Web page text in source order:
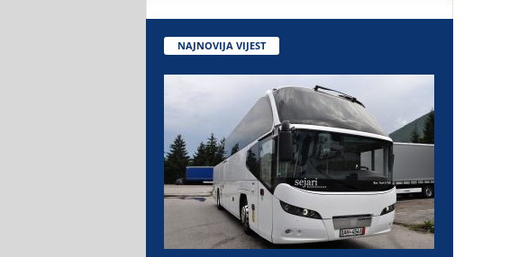
NAJNOVIJA VIJEST